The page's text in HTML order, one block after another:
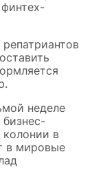
неделе
в
в мировые